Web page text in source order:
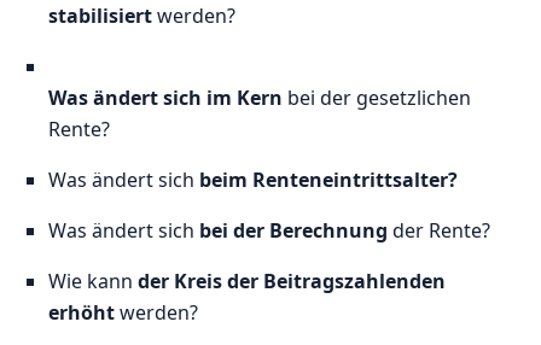
stabilisiertwerden?
Was ändert sich im Kern bei der gesetzlichen
Rente?
Was ändert sich beim Renteneintrittsalter?
Was ändert sich bei der Berechnung der Rente?
Wie kannder Kreis der Beitragszahlenden
erhöhtwerden?